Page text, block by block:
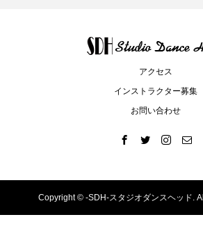
アクセス
インストラクター募集
お問い合わせ
Copyright ©-SDH-スタジオダンスヘッド.